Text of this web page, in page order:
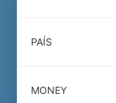
PAÍS
MONEY